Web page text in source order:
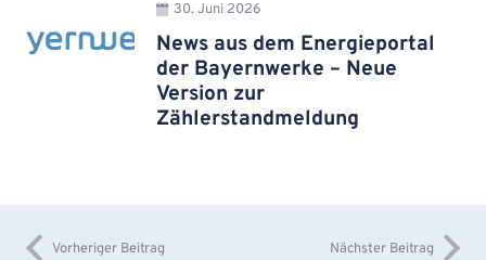
30. Juni 2026
News aus dem Energieportal
der Bayernwerke – Neue
Version zur
Zählerstandmeldung
Vorheriger Beitrag Nächster Beitrag